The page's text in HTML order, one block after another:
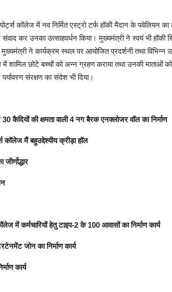
कॉलेज में नव निर्मित एस्ट्रो टर्फ हॉकी मैदान के पवेलियन
संवाद कर उनका उत्साहवर्धन किया। मुख्यमंत्री ने स्वयं भी
ने कार्यक्रम स्थल पर आयोजित प्रदर्शनी तथा विभिन्न
शामिल छोटे बच्चों को अन्न ग्रहण कराया तथा उनकी माताओं
संरक्षण का संदेश भी दिया।
कैदियों की क्षमता वाली 4 नग बैरक एनक्लोजर वॉल का निर्माण
मैं बहुउद्देश्यीय क्रीड़ा हॉल
कर्मचारियों हेतु टाइप-2 के 100 आवासों का निर्माण कार्य
जोन का निर्माण कार्य
कार्य